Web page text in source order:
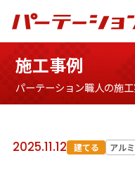
施工事例
パーテーション職人の施
2025.11.12 建てる アルミ